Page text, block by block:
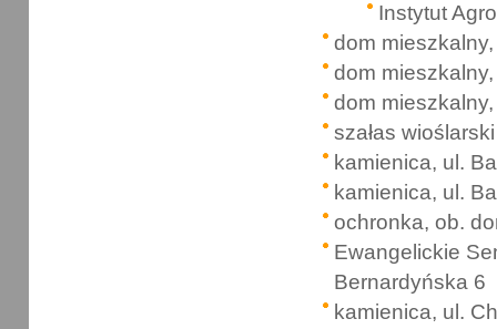
Instytut
dom
dom
dom
szałas
kamienica, ul.
kamienica, ul.
ochronka, ob.
Ewangelickie
Bernardyńska 6
kamienica, ul.